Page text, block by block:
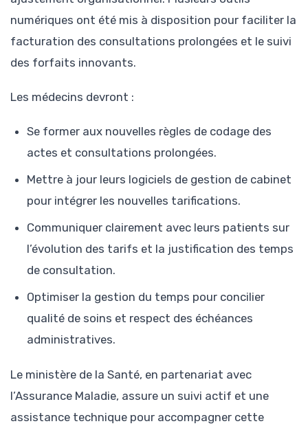
numériques ont été mis à disposition pour faciliter la
facturation des consultations prolongées et le suivi
des forfaits innovants.
Les médecins devront :
Se former aux nouvelles règles de codage des
actes et consultations prolongées.
Mettre à jour leurs logiciels de gestion de cabinet
pour intégrer les nouvelles tarifications.
Communiquer clairement avec leurs patients sur
l’évolution des tarifs et la justification des temps
de consultation.
Optimiser la gestion du temps pour concilier
qualité de soins et respect des échéances
administratives.
Le ministère de la Santé, en partenariat avec
l’Assurance Maladie, assure un suivi actif et une
assistance technique pour accompagner cette